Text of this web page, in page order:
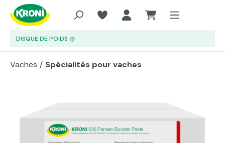
Aller au contenu principal
DISQUE DE POIDS
Vaches / Spécialités pour vaches